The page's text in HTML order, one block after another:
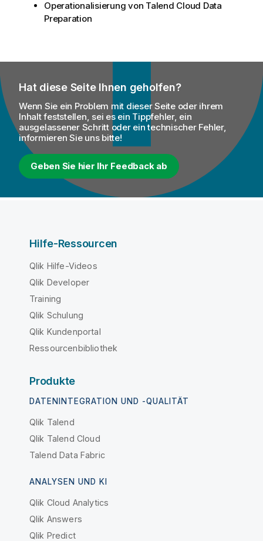
Operationalisierung von Talend Cloud Data
Preparation
Hat diese Seite Ihnen geholfen?
Wenn Sie ein Problem mit dieser Seite oder ihrem
Inhalt feststellen, sei es ein Tippfehler, ein
ausgelassener Schritt oder ein technischer Fehler,
informieren Sie uns bitte!
Geben Sie hier Ihr Feedback ab
Hilfe-Ressourcen
Qlik Hilfe-Videos
Qlik Developer
Training
Qlik Schulung
Qlik Kundenportal
Ressourcenbibliothek
Produkte
DATENINTEGRATION UND -QUALITÄT
Qlik Talend
Qlik Talend Cloud
Talend Data Fabric
ANALYSEN UND KI
Qlik Cloud Analytics
Qlik Answers
Qlik Predict